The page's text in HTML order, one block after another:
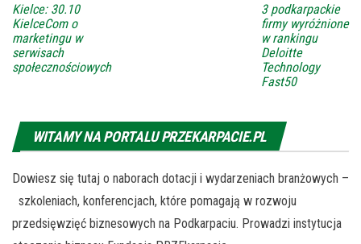
Kielce: 30.10
KielceCom o
marketingu w
serwisach
społecznościowych
3 podkarpackie
firmy wyróżnione
w rankingu
Deloitte
Technology
Fast50
WITAMY NA PORTALU PRZEKARPACIE.PL
Dowiesz się tutaj o naborach dotacji i wydarzeniach branżowych –
szkoleniach, konferencjach, które pomagają w rozwoju
przedsięwzięć biznesowych na Podkarpaciu. Prowadzi instytucja